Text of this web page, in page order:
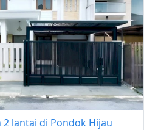
2 lantai di Pondok Hijau